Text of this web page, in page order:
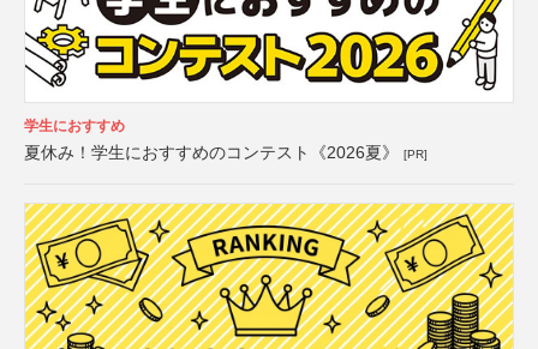
学生におすすめ
夏休み！学生におすすめのコンテスト《2026夏》 [PR]